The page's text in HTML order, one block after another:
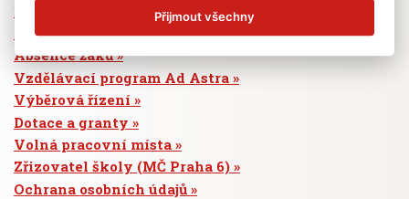
Elektronická žákovská knížka
Jídelní lístek
Absence žáků
Vzdělávací program Ad Astra
Výběrová řízení
Dotace a granty
Volná pracovní místa
Zřizovatel školy (MČ Praha 6)
Ochrana osobních údajů
Přijmout všechny